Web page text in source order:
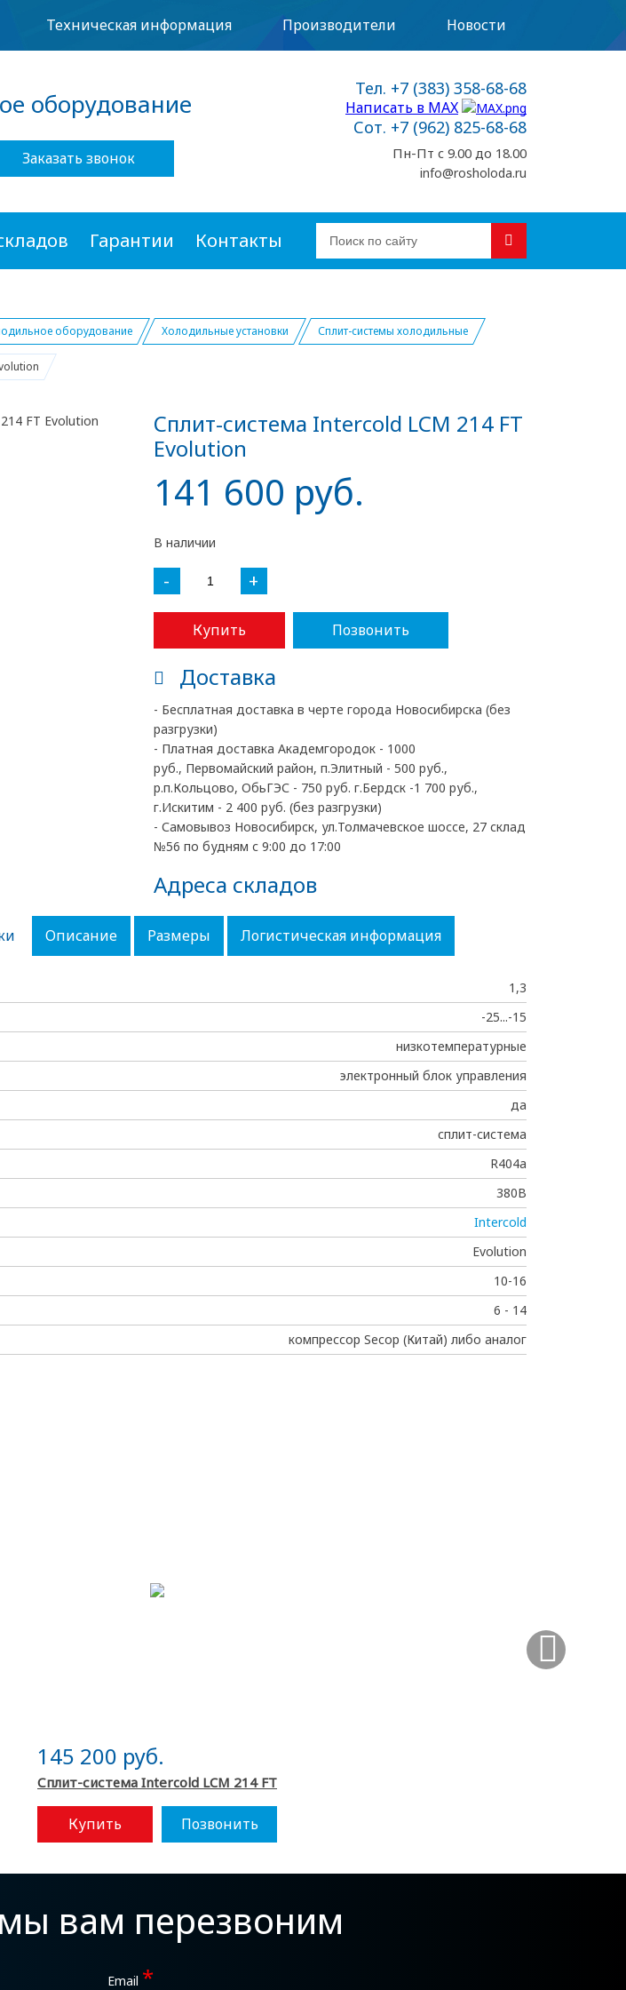
Техническая информация Производители Новости
оборудование
Заказать звонок
Тел. +7 (383) 358-68-68
Написать в MAX
Сот. +7 (962) 825-68-68
Пн-Пт с 9.00 до 18.00
info@rosholoda.ru
Гарантии Контакты
оборудование Холодильные установки Сплит-системы холодильные
Сплит-система Intercold LCM 214 FT
Evolution
141 600 руб.
В наличии
- +
Купить Позвонить
Доставка
- Бесплатная доставка в черте города Новосибирска (без
разгрузки)
- Платная доставка Академгородок - 1000
руб., Первомайский район, п.Элитный - 500 руб.,
р.п.Кольцово, ОбьГЭС - 750 руб. г.Бердск -1 700 руб.,
г.Искитим - 2 400 руб. (без разгрузки)
- Самовывоз Новосибирск, ул.Толмачевское шоссе, 27 склад
№56 по будням с 9:00 до 17:00
Адреса складов
Описание Размеры Логистическая информация
1,3
-25...-15
низкотемпературные
электронный блок управления
да
сплит-система
R404a
380В
Intercold
Evolution
10-16
6 - 14
компрессор Secop (Китай) либо аналог
145 200 руб.
Сплит-система Intercold LCM 214 FT
Купить Позвонить
вам перезвоним
Email *